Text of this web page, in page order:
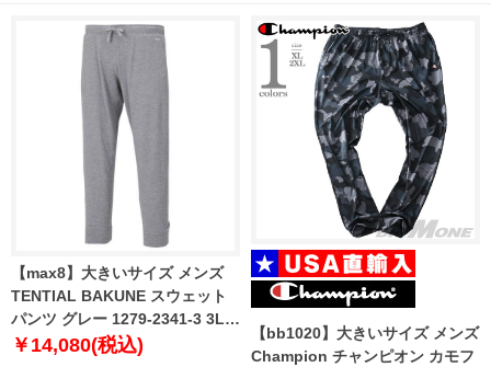
【max8】大きいサイズ メンズ
TENTIAL BAKUNE スウェット
パンツ グレー 1279-2341-3 3L
4L 5L 6L 7L 8L
￥14,080(税込)
【bb1020】大きいサイズ メンズ
Champion チャンピオン カモフ